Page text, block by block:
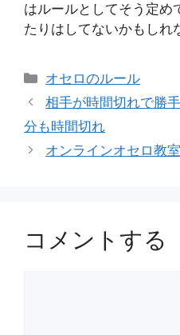
はルールとしてそう定め
たりはしてないかもしれ
カ
テ
リ
ー
オセロのルール
相手が時間切れで勝
分も時間切れ
オンラインオセロ教
コメントする